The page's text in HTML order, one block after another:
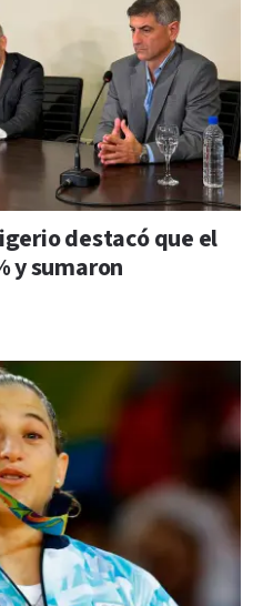
destacó que el
y sumaron